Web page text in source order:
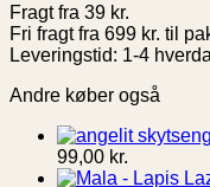
Fragt fra 39 kr.
Fri fragt fra 699 kr. til
Leveringstid: 1-4
Andre køber også
99,00 kr.